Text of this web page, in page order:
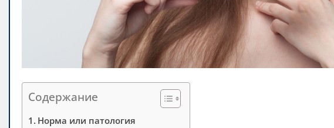
Содержание
Норма или патология